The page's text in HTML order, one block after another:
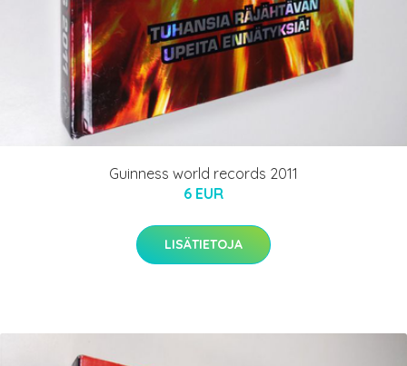
Guinness world records 2011
6 EUR
LISÄTIETOJA